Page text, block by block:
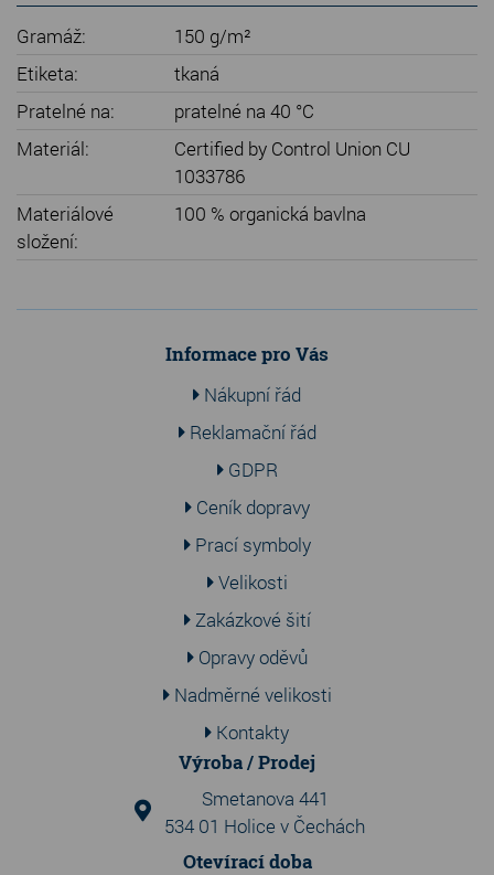
Gramáž:
150 g/m²
Etiketa:
tkaná
Pratelné na:
pratelné na 40 °C
Materiál:
Certified by Control Union CU
1033786
Materiálové
složení:
100 % organická bavlna
Informace pro Vás
Nákupní řád
Reklamační řád
GDPR
Ceník dopravy
Prací symboly
Velikosti
Zakázkové šití
Opravy oděvů
Nadměrné velikosti
Kontakty
Výroba / Prodej
Smetanova 441
534 01 Holice v Čechách
Otevírací doba